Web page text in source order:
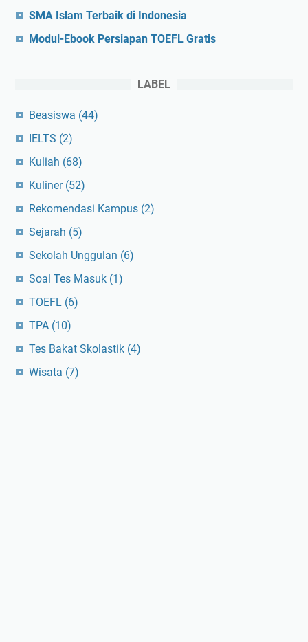
SMA Islam Terbaik di Indonesia
Modul-Ebook Persiapan TOEFL Gratis
LABEL
Beasiswa (44)
IELTS (2)
Kuliah (68)
Kuliner (52)
Rekomendasi Kampus (2)
Sejarah (5)
Sekolah Unggulan (6)
Soal Tes Masuk (1)
TOEFL (6)
TPA (10)
Tes Bakat Skolastik (4)
Wisata (7)